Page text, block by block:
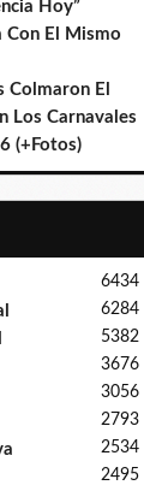
Hoy”
Con El Mismo
Colmaron El
Los Carnavales
(+Fotos)
6434
6284
5382
3676
3056
2793
2534
2495